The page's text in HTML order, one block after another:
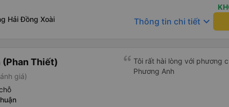
Hải Đồng Xoài
buýt nhỏ đến điểm hẹn,
Tôi khuyên bạn nên mang
mỏng, vì thỉnh thoảng trời
từ Đà Nẵng (bến xe Đà
loại xe buýt khác với ba
nhưng vẫn khá thoải mái và
Thông tin chi tiết keyboard_arrow_down
Thiết)
giá)
Tôi rất hài lòng với phương
Phương Anh